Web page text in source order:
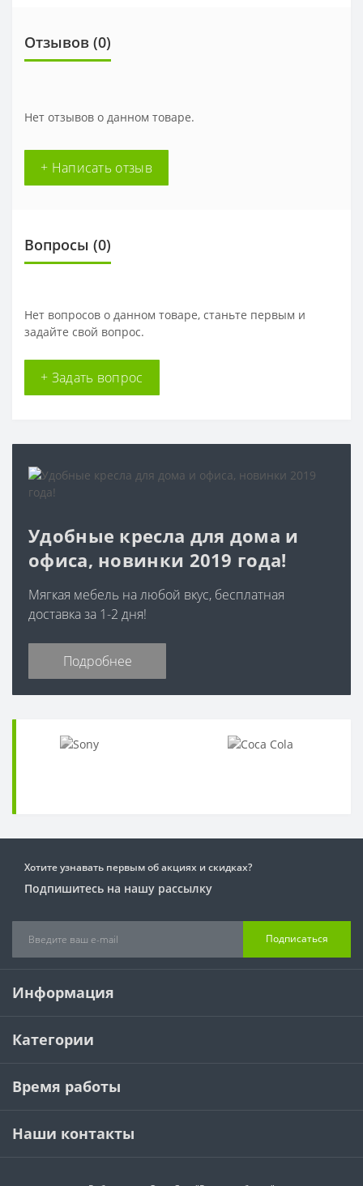
Отзывов (0)
Нет отзывов о данном товаре.
+ Написать отзыв
Вопросы (0)
Нет вопросов о данном товаре, станьте первым и
задайте свой вопрос.
+ Задать вопрос
Удобные кресла для дома и
офиса, новинки 2019 года!
Мягкая мебель на любой вкус, бесплатная
доставка за 1-2 дня!
Подробнее
Хотите узнавать первым об акциях и скидках?
Подпишитесь на нашу рассылку
Подписаться
Информация
Категории
Время работы
Наши контакты